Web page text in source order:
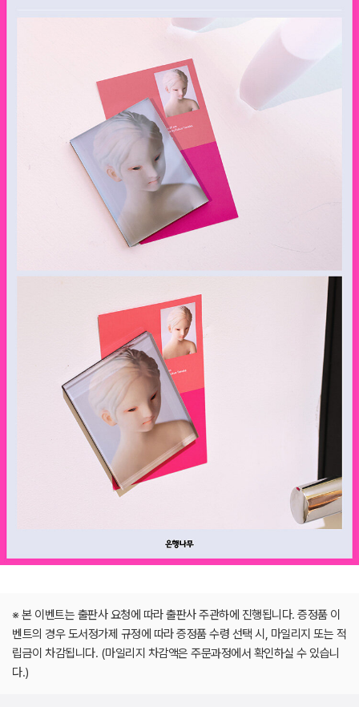
※ 본 이벤트는 출판사 요청에 따라 출판사 주관하에 진행됩니다. 증정품 이
벤트의 경우 도서정가제 규정에 따라 증정품 수령 선택 시, 마일리지 또는 적
립금이 차감됩니다. (마일리지 차감액은 주문과정에서 확인하실 수 있습니
다.)